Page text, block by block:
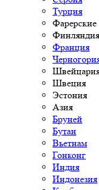
Турция
Фарерские
Финляндия
Франция
Швеция
Эстония
Азия
Бруней
Бутан
Вьетнам
Гонконг
Индия
Индонезия